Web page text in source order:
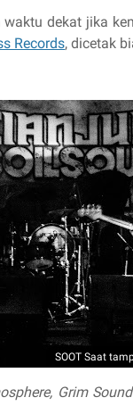
dekat jika
Records, dicetak
SOOT Saat
Grim Sound